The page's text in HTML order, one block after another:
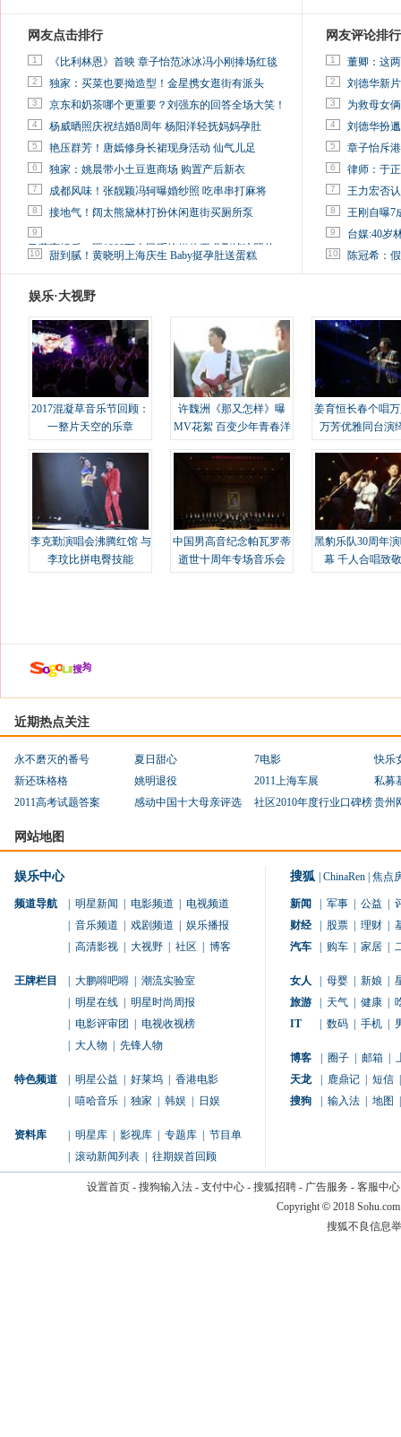
网友点击排行
1 《比利林恩》首映 章子怡范冰冰冯小刚捧场红毯
2 独家：买菜也要拗造型！金星携女逛街有派头
3 京东和奶茶哪个更重要？刘强东的回答全场大笑！
4 杨威晒照庆祝结婚8周年 杨阳洋轻抚妈妈孕肚
5 艳压群芳！唐嫣修身长裙现身活动 仙气儿足
6 独家：姚晨带小土豆逛商场 购置产后新衣
7 成都风味！张靓颖冯轲曝婚纱照 吃串串打麻将
8 接地气！阔太熊黛林打扮休闲逛街买厕所泵
9
马蓉离婚后，砸1000万人民币给媒体要求删掉这照片
10 甜到腻！黄晓明上海庆生 Baby挺孕肚送蛋糕
网友评论排行
1 董卿：这
2 刘德华新
3 为救母女
4 刘德华扮
5 章子怡斥
6 律师：于
7 王力宏否
8 王刚自曝7
9 台媒:40岁
10 陈冠希：
娱乐·大视野
2017混凝草音乐节回顾：
一整片天空的乐章
许魏洲《那又怎样》曝
MV花絮 百变少年青春洋
姜育恒长春个唱
万芳优雅同台演
李克勤演唱会沸腾红馆 与
李玟比拼电臀技能
中国男高音纪念帕瓦罗蒂
逝世十周年专场音乐会
黑豹乐队30周年
幕 千人合唱致
近期热点关注
永不磨灭的番号 夏日甜心 7电影
快乐
新还珠格格
姚明退役 2011上海车展
私募
2011高考试题答案
感动中国十大母亲评选 社区2010年度行业口碑榜贵州
网站地图
娱乐中心
频道导航 明星新闻 电影频道
电视频道
音乐频道 戏剧频道
娱乐播报
高清影视 大视野 社区 博客
王牌栏目 大鹏嘚吧嘚
潮流实验室
明星在线
明星时尚周报
电影评审团
电视收视榜
大人物 先锋人物
特色频道 明星公益 好莱坞
香港电影
嘻哈音乐 独家 韩娱 日娱
资料库 明星库 影视库 专题库
节目单
滚动新闻列表 往期娱首回顾
搜狐 ChinaRen 焦点
新闻 军事 公益
财经
股票 理财
汽车
购车 家居
女人 母婴 新娘
旅游
天气 健康
IT
数码 手机
博客 圈子 邮箱
天龙
鹿鼎记 短信
搜狗
输入法 地图
设置首页- 搜狗输入法- 支付中心- 搜狐招聘- 广告服务 - 客服中心
Copyright © 2018
搜狐不良信息